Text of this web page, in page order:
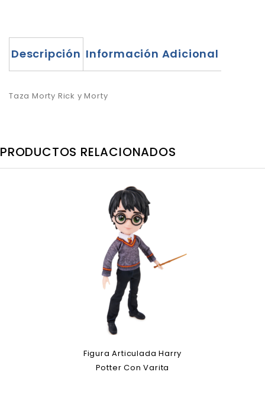
Descripción Información Adicional
Taza Morty Rick y Morty
PRODUCTOS RELACIONADOS
Figura Articulada Harry
Potter Con Varita